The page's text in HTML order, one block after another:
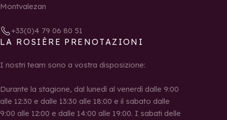
Montvalezan
+33(0)4 79 06 80 51
LA ROSIÈRE PRENOTAZIONI
I nostri team sono a vostra disposizione:
Durante la stagione, dal lunedì al venerdì dalle 9:00
alle 12:30 e dalle 13:30 alle 18:00 e il sabato dalle
9:00 alle 12:00 e dalle 14:00 alle 19:00. I sabati delle